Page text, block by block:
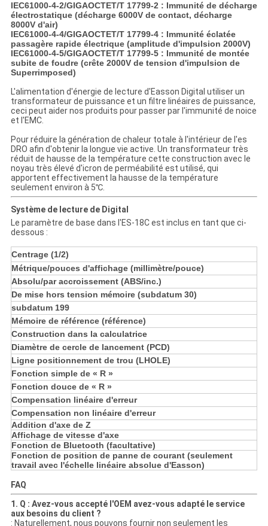
IEC61000-4-2/GIGAOCTET/T 17799-2 : Immunité de décharge
électrostatique (décharge 6000V de contact, décharge
8000V d'air)
IEC61000-4-4/GIGAOCTET/T 17799-4 : Immunité éclatée
passagère rapide électrique (amplitude d'impulsion 2000V)
IEC61000-4-5/GIGAOCTET/T 17799-5 : Immunité de montée
subite de foudre (crête 2000V de tension d'impulsion de
Superrimposed)
L'alimentation d'énergie de lecture d'Easson Digital utiliser un
transformateur de puissance et un filtre linéaires de puissance,
ceci peut aider nos produits pour passer par l'immunité de noice
et l'EMC.
Pour réduire la génération de chaleur totale à l'intérieur de l'es
DRO afin d'obtenir la longue vie active. Un transformateur très
réduit de hausse de la température cette construction avec le
noyau très élevé d'icron de perméabilité est utilisé, qui
apportent effectivement la hausse de la température
seulement environ à 5℃.
Système de lecture de Digital
Le paramètre de base dans l'ES-18C est inclus en tant que ci-
dessous :
Centrage (1/2)
Métrique/pouces d'affichage (millimètre/pouce)
Absolu/par accroissement (ABS/inc.)
De mise hors tension mémoire (subdatum 30)
subdatum 199
Mémoire de référence (référence)
Construction dans la calculatrice
Diamètre de cercle de lancement (PCD)
Ligne positionnement de trou (LHOLE)
Fonction simple de « R »
Fonction douce de « R »
Compensation linéaire d'erreur
Compensation non linéaire d'erreur
Addition d'axe de Z
Affichage de vitesse d'axe
Fonction de Bluetooth (facultative)
Fonction de position de panne de courant (seulement
travail avec l'échelle linéaire absolue d'Easson)
FAQ
1. Q : Avez-vous accepté l'OEM avez-vous adapté le service
aux besoins du client ?
: Naturellement, nous pouvons fournir non seulement les